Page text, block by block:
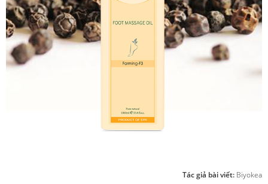
Tác giả bài viết: Biyokea